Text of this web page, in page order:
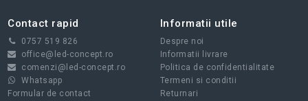
Contact rapid
0757 519 826
office@led-concept.ro
comenzi@led-concept.ro
Whatsapp
Formular de contact
Informatii utile
Despre noi
Informatii livrare
Politica de confidentialitate
Termeni si conditii
Returnari